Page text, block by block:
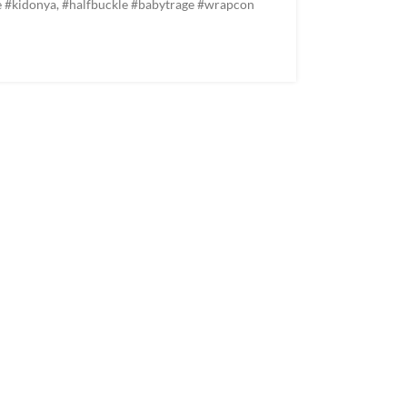
#kidonya, #halfbuckle #babytrage #wrapcon